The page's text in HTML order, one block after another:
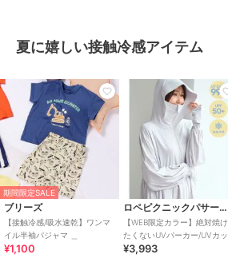
夏に嬉しい接触冷感アイテム
期間限定SALE
ブリーズ
【接触冷感/吸水速乾】ワンマ
¥1,100
ロペピクニックパサージュ
【WEB限定カラー】絶対焼け
たくないUVパーカー/UVカッ
ト・接触冷感
¥3,993